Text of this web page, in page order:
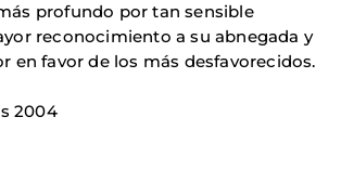
profundo por tan sensible
reconocimiento a su abnegada y
en favor de los más desfavorecidos.
2004